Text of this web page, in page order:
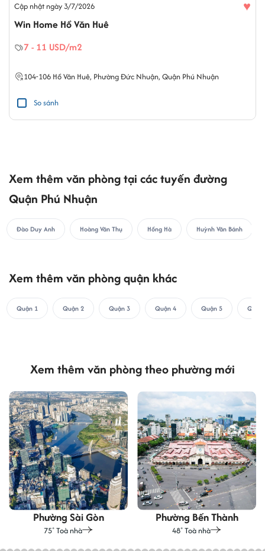
Cập nhật ngày 3/7/2026 ♥
Win Home Hồ Văn Huê
7 - 11 USD/m2
104-106 Hồ Văn Huê, Phường Đức Nhuận, Quận Phú Nhuận
So sánh
Xem thêm văn phòng tại các tuyến đường
Quận Phú Nhuận
Đào Duy Anh Hoàng Văn Thụ Hồng Hà Huỳnh Văn Bánh
Xem thêm văn phòng quận khác
Quận 1 Quận 2 Quận 3 Quận 4 Quận 5 Quận
Xem thêm văn phòng theo phường mới
Phường Sài Gòn
75+ Toà nhà
Phường Bến Thành
48+ Toà nhà